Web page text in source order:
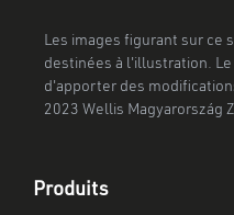
Les images figurant sur ce
destinées à l'illustration.
d'apporter des
2023 Wellis Magyarország
Produits